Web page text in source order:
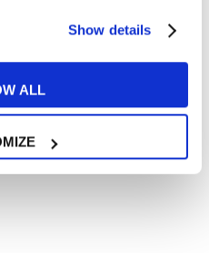
Show details
ALL
sempre solo corsi online